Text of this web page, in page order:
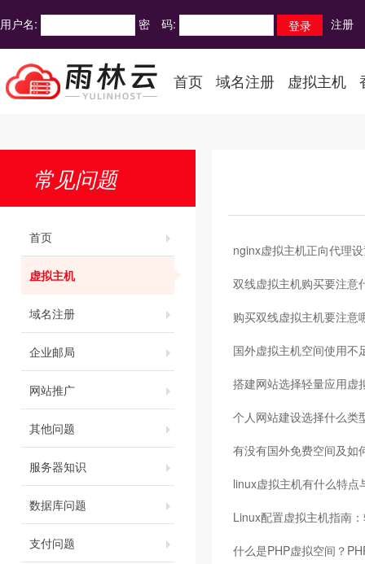
用户名: 密 码: 注册
首页 域名注册 虚拟主机
常见问题
首页
虚拟主机
域名注册
企业邮局
网站推广
其他问题
服务器知识
数据库问题
支付问题
nginx虚拟主机正向代理
双线虚拟主机购买要注意
购买双线虚拟主机要注意
国外虚拟主机空间使用不
搭建网站选择轻量应用虚
个人网站建设选择什么类
有没有国外免费空间及如
linux虚拟主机有什么特点
Linux配置虚拟主机指南
什么是PHP虚拟空间？